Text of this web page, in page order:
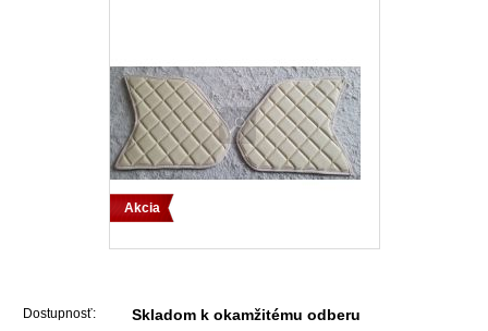
Akcia
Dostupnosť: Skladom k okamžitému odberu